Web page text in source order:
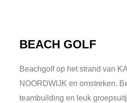
BEACH GOLF
Beachgolf op het strand van
NOORDWIJK en omstreken.
teambuilding en leuk